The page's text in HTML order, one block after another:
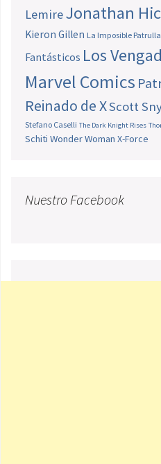
LemireJonathan
Kieron Gillen La Imposible
Fantásticos Los
Marvel Comics
Reinado de XScott
Stefano Caselli The Dark Knight Rises
Schiti Wonder Woman X-Force
Nuestro Facebook